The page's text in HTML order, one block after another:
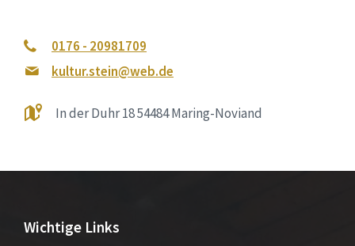
0176 - 20981709
kultur.stein@web.de
In der Duhr 18 54484 Maring-Noviand
Wichtige Links